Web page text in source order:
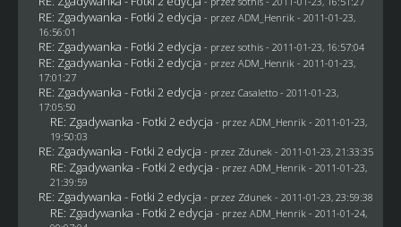
RE: Zgadywanka - Fotki 2 edycja - przez ADM_Henrik - 2011-01-23,
16:56:01
RE: Zgadywanka - Fotki 2 edycja - przez sothis- 2011-01-23, 16:57:04
RE: Zgadywanka - Fotki 2 edycja - przez ADM_Henrik - 2011-01-23,
17:01:27
RE: Zgadywanka - Fotki 2 edycja - przez Casaletto- 2011-01-23,
17:05:50
RE: Zgadywanka - Fotki 2 edycja - przez ADM_Henrik - 2011-01-23,
19:50:03
RE: Zgadywanka - Fotki 2 edycja - przez Zdunek - 2011-01-23, 21:33:35
RE: Zgadywanka - Fotki 2 edycja - przez ADM_Henrik - 2011-01-23,
21:39:59
RE: Zgadywanka - Fotki 2 edycja - przez Zdunek - 2011-01-23, 23:59:38
RE: Zgadywanka - Fotki 2 edycja - przez ADM_Henrik - 2011-01-24,